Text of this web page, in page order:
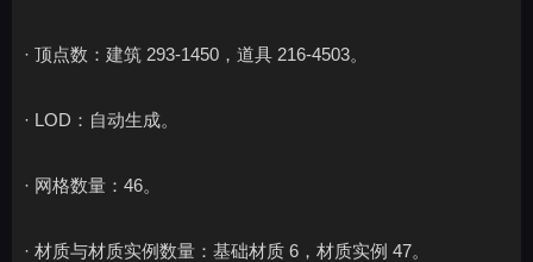
· 顶点数：建筑 293-1450，道具 216-4503。
· LOD：自动生成。
· 网格数量：46。
· 材质与材质实例数量：基础材质 6，材质实例 47。